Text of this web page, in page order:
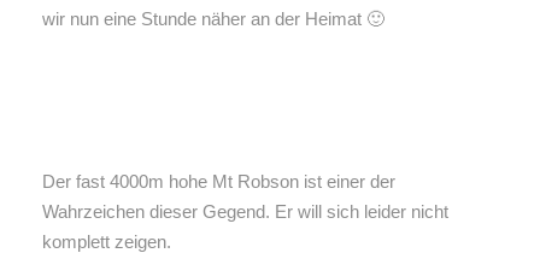
wir nun eine Stunde näher an der Heimat 🙂
Der fast 4000m hohe Mt Robson ist einer der
Wahrzeichen dieser Gegend. Er will sich leider nicht
komplett zeigen.